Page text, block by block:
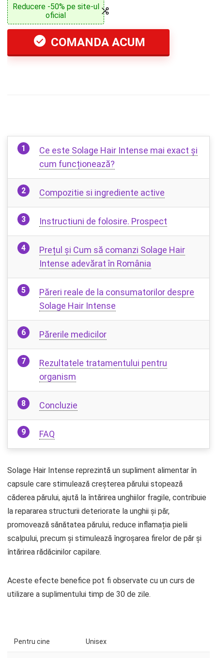
Reducere -50% pe site-ul
oficial
COMANDA ACUM
Ce este Solage Hair Intense mai exact și
cum funcționează?
Compozitie si ingrediente active
Instructiuni de folosire. Prospect
Prețul și Cum să comanzi Solage Hair
Intense adevărat în România
Păreri reale de la consumatorilor despre
Solage Hair Intense
Părerile medicilor
Rezultatele tratamentului pentru
organism
Concluzie
FAQ
Solage Hair Intense reprezintă un supliment alimentar în
capsule care stimulează creșterea părului stopează
căderea părului, ajută la întărirea unghiilor fragile, contribuie
la repararea structurii deteriorate la unghii și păr,
promovează sănătatea părului, reduce inflamația pielii
scalpului, precum și stimulează îngroșarea firelor de păr și
întărirea rădăcinilor capilare.
Aceste efecte benefice pot fi observate cu un curs de
utilizare a suplimentului timp de 30 de zile.
Pentru cine Unisex